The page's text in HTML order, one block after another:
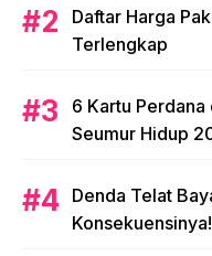
Daftar Harga
Terlengkap
6 Kartu
Seumur Hidup
Denda Telat
Konsekuensinya!